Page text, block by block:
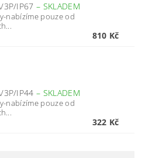
3P/IP67– SKLADEM
nabízíme pouze od
810 Kč
3P/IP44– SKLADEM
nabízíme pouze od
322 Kč